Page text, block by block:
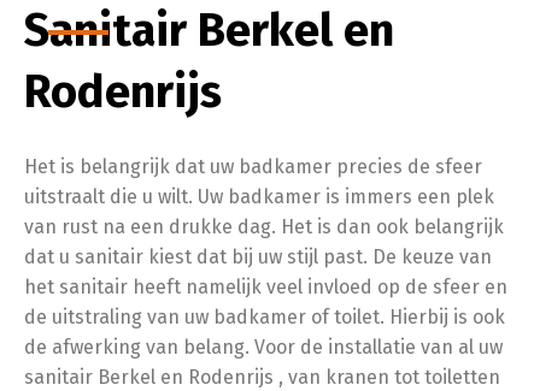
Sanitair Berkel en
Rodenrijs
Het is belangrijk dat uw badkamer precies de sfeer
uitstraalt die u wilt. Uw badkamer is immers een plek
van rust na een drukke dag. Het is dan ook belangrijk
dat u sanitair kiest dat bij uw stijl past. De keuze van
het sanitair heeft namelijk veel invloed op de sfeer en
de uitstraling van uw badkamer of toilet. Hierbij is ook
de afwerking van belang. Voor de installatie van al uw
sanitair Berkel en Rodenrijs , van kranen tot toiletten